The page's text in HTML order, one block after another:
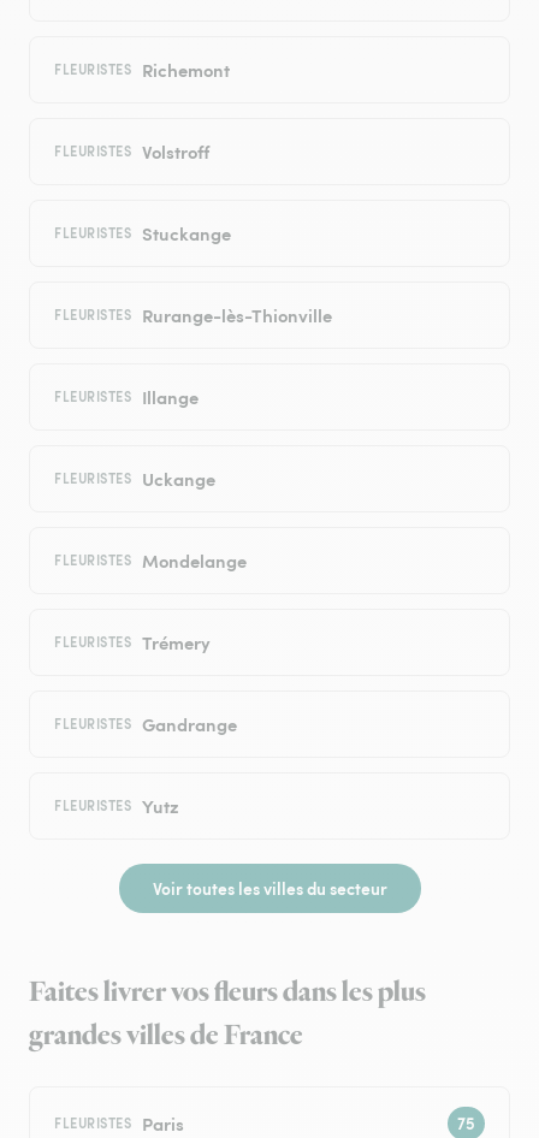
FLEURISTES Richemont
FLEURISTES Volstroff
FLEURISTES Stuckange
FLEURISTES Rurange-lès-Thionville
FLEURISTES Illange
FLEURISTES Uckange
FLEURISTES Mondelange
FLEURISTES Trémery
FLEURISTES Gandrange
FLEURISTES Yutz
Voir toutes les villes du secteur
Faites livrer vos fleurs dans les plus
grandes villes de France
FLEURISTES Paris